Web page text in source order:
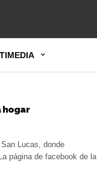
hogar
Lucas, donde
página de facebook de la